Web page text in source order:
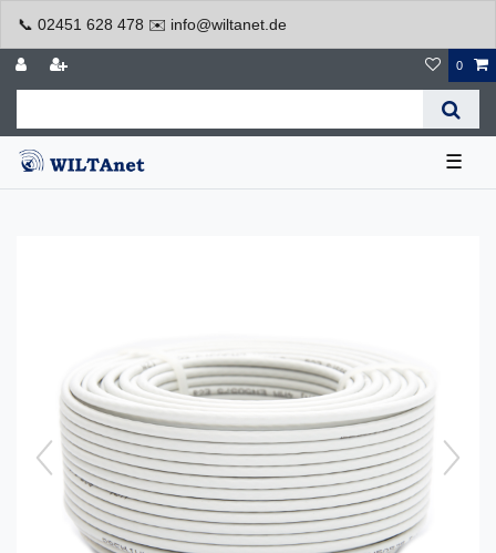
📞 02451 628 478 ✉️ info@wiltanet.de
0
☰